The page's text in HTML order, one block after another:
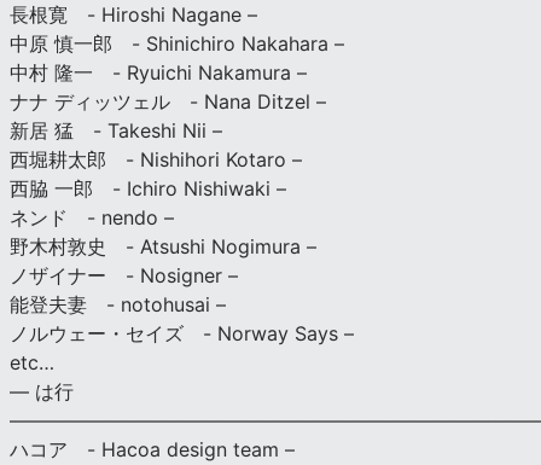
長根寛 - Hiroshi Nagane –
中原 慎一郎 - Shinichiro Nakahara –
中村 隆一 - Ryuichi Nakamura –
ナナ ディッツェル - Nana Ditzel –
新居 猛 - Takeshi Nii –
西堀耕太郎 - Nishihori Kotaro –
西脇 一郎 - Ichiro Nishiwaki –
ネンド - nendo –
野木村敦史 - Atsushi Nogimura –
ノザイナー - Nosigner –
能登夫妻 - notohusai –
ノルウェー・セイズ - Norway Says –
etc…
— は行
ハコア - Hacoa design team –